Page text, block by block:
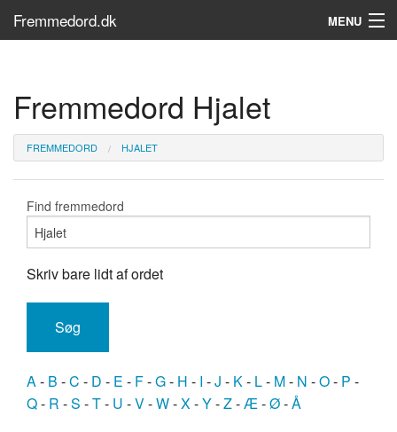
Fremmedord.dk MENU
Søg...
Find bøger
Fremmedord Hjalet
FREMMEDORD HJALET
Find fremmedord
Skriv bare lidt af ordet
A- B -C - D - E - F-G- H - I -J - K- L- M- N -O- P -
Q- R -S -T- U -V-W-X-Y-Z-Æ-Ø-Å